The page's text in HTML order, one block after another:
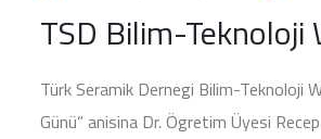
TSD Bilim-
Türk Seramik Dernegi Bilim-Teknoloji
Günü” anisina Dr. Ögretim Üyesi